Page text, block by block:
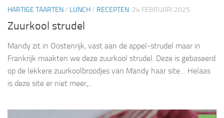
HARTIGE TAARTEN/ LUNCH/ RECEPTEN 24 FEBRUARI 2025
Zuurkool strudel
Mandy zit in Oostenrijk, vast aan de appel-strudel maar in
Frankrijk maakten we deze zuurkool strudel. Deze is gebaseerd
op de lekkere zuurkoolbroodjes van Mandy haar site… Helaas
is deze site er niet meer,...